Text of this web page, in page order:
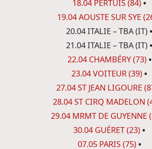
18.04 PERTUIS (84)•
19.04 AOUSTE SUR SYE
20.04 ITALIE – TBA (IT)•
21.04 ITALIE – TBA (IT)•
22.04 CHAMBÉRY (73)•
23.04 VOITEUR (39)•
27.04 ST JEAN LIGOURE
28.04 ST CIRQ MADELON
29.04 MRMT DE GUYENNE
30.04 GUÉRET (23)•
07.05 PARIS (75)•